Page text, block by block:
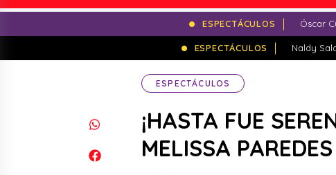
ESPECTÁCULOS Óscar
ESPECTÁCULOS Naldy
ESPECTÁCULOS
¡HASTA FUE
MELISSA